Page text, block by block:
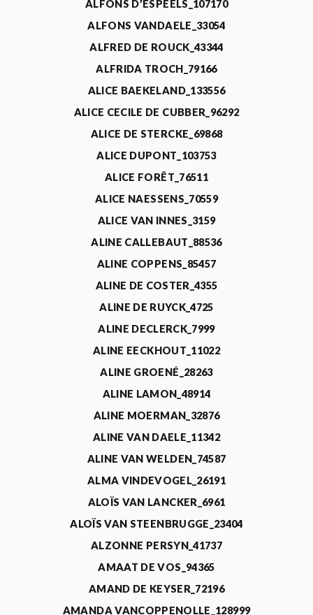
ALFONS D’ESPEELS_107170
ALFONS VANDAELE_33054
ALFRED DE ROUCK_43344
ALFRIDA TROCH_79166
ALICE BAEKELAND_133556
ALICE CECILE DE CUBBER_96292
ALICE DE STERCKE_69868
ALICE DUPONT_103753
ALICE FORÊT_76511
ALICE NAESSENS_70559
ALICE VAN INNES_3159
ALINE CALLEBAUT_88536
ALINE COPPENS_85457
ALINE DE COSTER_4355
ALINE DE RUYCK_4725
ALINE DECLERCK_7999
ALINE EECKHOUT_11022
ALINE GROENÉ_28263
ALINE LAMON_48914
ALINE MOERMAN_32876
ALINE VAN DAELE_11342
ALINE VAN WELDEN_74587
ALMA VINDEVOGEL_26191
ALOÏS VAN LANCKER_6961
ALOÏS VAN STEENBRUGGE_23404
ALZONNE PERSYN_41737
AMAAT DE VOS_94365
AMAND DE KEYSER_72196
AMANDA VANCOPPENOLLE_128999